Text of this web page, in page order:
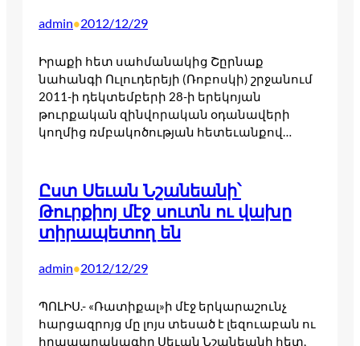
admin•2012/12/29
Իրաքի հետ սահմանակից Շըրնաք
նահանգի Ուլուդերեյի (Ռոբոսկի) շրջանում
2011-ի դեկտեմբերի 28-ի երեկոյան
թուրքական զինվորական օդանավերի
կողմից ռմբակոծության հետեւանքով…
Ըստ Սեւան Նշանեանի՝
Թուրքիոյ մէջ սուտն ու վախը
տիրապետող են
admin•2012/12/29
ՊՈԼԻՍ.- «Ռատիքալ»ի մէջ երկարաշունչ
հարցազրոյց մը լոյս տեսած է լեզուաբան ու
հրապարակագիր Սեւան Նշանեանի հետ,